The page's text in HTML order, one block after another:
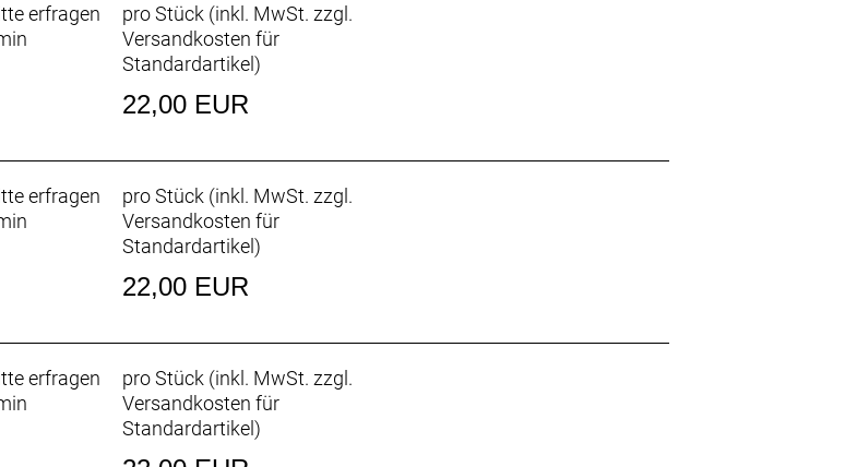
erfragen
pro Stück (inkl. MwSt. zzgl.
Versandkosten für
Standardartikel)
22,00 EUR
erfragen
pro Stück (inkl. MwSt. zzgl.
Versandkosten für
Standardartikel)
22,00 EUR
erfragen
pro Stück (inkl. MwSt. zzgl.
Versandkosten für
Standardartikel)